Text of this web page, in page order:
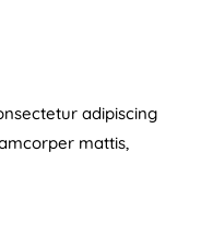
adipiscing
mattis,